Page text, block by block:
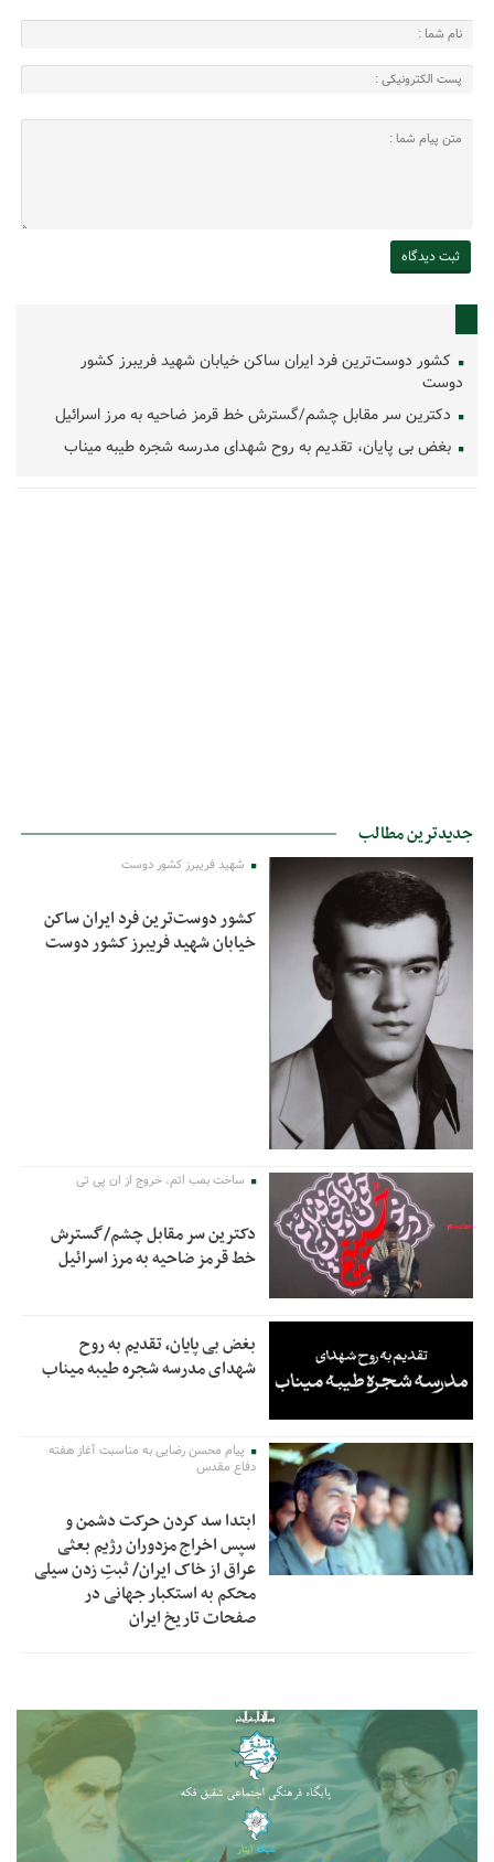
کشور دوست‌ترین فرد ایران ساکن خیابان شهید فریبرز کشور
دوست
دکترین سر مقابل چشم/گسترش خط قرمز ضاحیه به مرز اسرائیل
بغض بی پایان، تقدیم به روح شهدای مدرسه شجره طیبه میناب
جدیدترین مطالب
شهید فریبرز کشور دوست
کشور دوست‌ترین فرد ایران ساکن
خیابان شهید فریبرز کشور دوست
ساخت بمب اتم، خروج از ان پی تی
دکترین سر مقابل چشم/گسترش
خط قرمز ضاحیه به مرز اسرائیل
بغض بی پایان، تقدیم به روح
شهدای مدرسه شجره طیبه میناب
پیام محسن رضایی به مناسبت آغاز هفته
دفاع مقدس
ابتدا سد کردن حرکت دشمن و
سپس اخراج مزدوران رژیم بعثی
عراق از خاک ایران/ ثبتِ زدن سیلی
محکم به استکبار جهانی در
صفحات تاریخ ایران